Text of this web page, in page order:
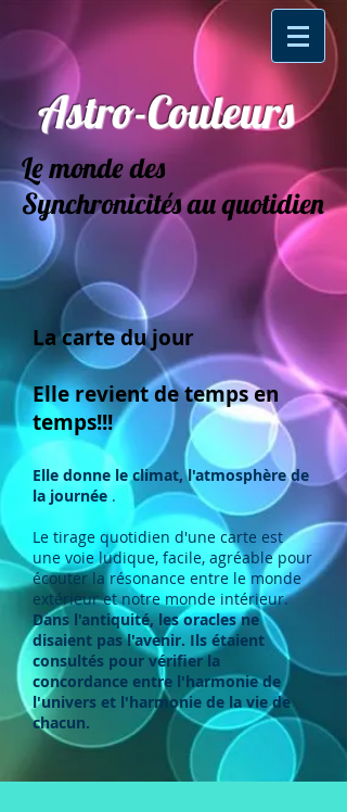
Astro-Couleurs
Le monde des
Synchronicités au quotidien
La carte du jour
Elle revient de temps en
temps!!!
Elle donne le climat, l'atmosphère de
la journée.
Le tirage quotidien d'une carte est
une voie ludique, facile, agréable pour
écouter la résonance entre le monde
extérieur et notre monde intérieur.
Dans l'antiquité, les oracles ne
disaient pas l'avenir. Ils étaient
consultés pour vérifier la
concordance entre l'harmonie de
l'univers et l'harmonie de la vie de
chacun.